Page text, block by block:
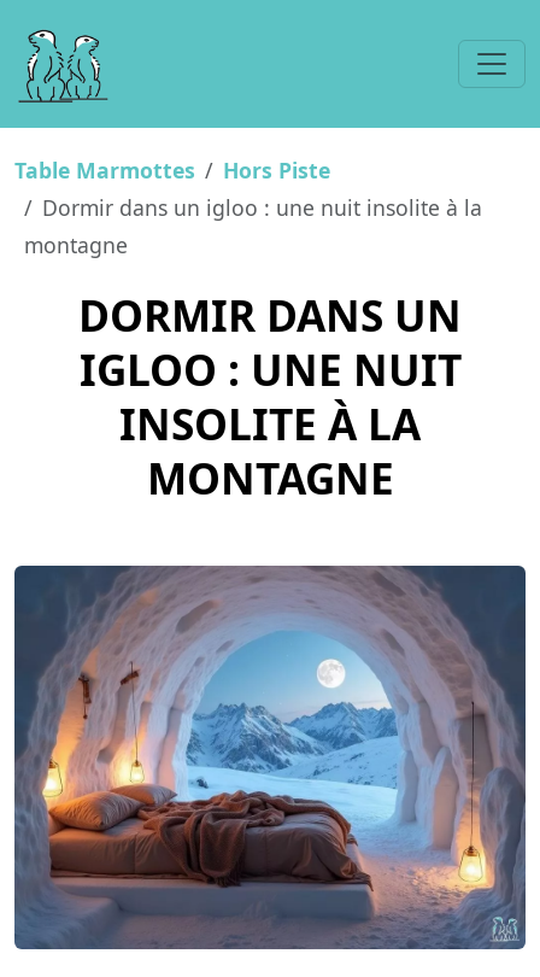
Table Marmottes
Hors Piste
Dormir dans un igloo : une nuit insolite à la
montagne
DORMIR DANS UN
IGLOO : UNE NUIT
INSOLITE À LA
MONTAGNE